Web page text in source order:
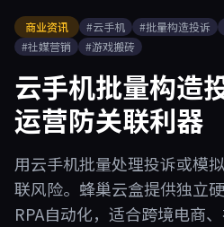
商业资讯 #云手机 #批量构造投诉
#社媒营销
#游戏搬砖
云手机批量构造
运营防关联利器
用云手机批量处理投诉或模
联风险。蜂巢云盒提供独立
RPA自动化，适合跨境电商